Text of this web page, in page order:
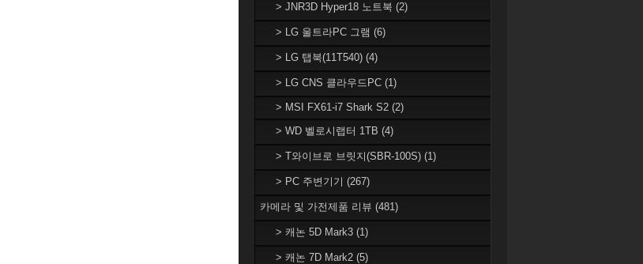
> JNR3D Hyper18 노트북 (2)
> LG 울트라PC 그램 (6)
> LG 탭북(11T540) (4)
> LG CNS 클라우드PC (1)
> MSI FX61-i7 Shark S2 (2)
> WD 벨로시랩터 1TB (4)
> T와이브로 브릿지(SBR-100S) (1)
> PC 주변기기 (267)
카메라 및 가전제품 리뷰 (481)
> 캐논 5D Mark3 (1)
> 캐논 7D Mark2 (5)